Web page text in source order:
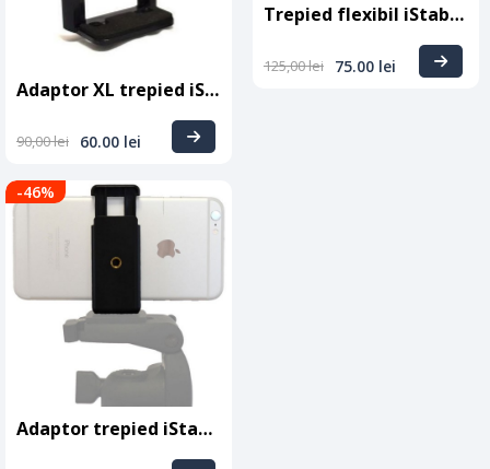
Adaptor XL trepied iStabilizer
90,00lei 60.00 lei
Trepied flexibil iStabilizer
125,00lei 75.00 lei
-46%
Adaptor trepied iStabilizer smartMount